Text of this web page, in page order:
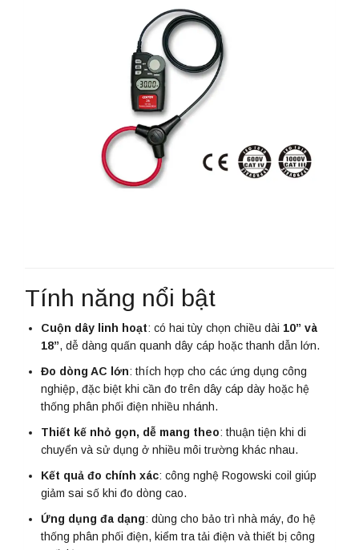
Tính năng nổi bật
Cuộn dây linh hoạt: có hai tùy chọn chiều dài 10” và
18”, dễ dàng quấn quanh dây cáp hoặc thanh dẫn lớn.
Đo dòng AC lớn: thích hợp cho các ứng dụng công
nghiệp, đặc biệt khi cần đo trên dây cáp dày hoặc hệ
thống phân phối điện nhiều nhánh.
Thiết kế nhỏ gọn, dễ mang theo: thuận tiện khi di
chuyển và sử dụng ở nhiều môi trường khác nhau.
Kết quả đo chính xác: công nghệ Rogowski coil giúp
giảm sai số khi đo dòng cao.
Ứng dụng đa dạng: dùng cho bảo trì nhà máy, đo hệ
thống phân phối điện, kiểm tra tải điện và thiết bị công